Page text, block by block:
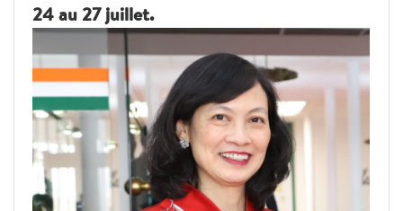
24 au 27 juillet.